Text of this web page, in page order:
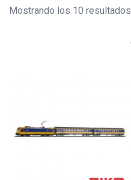
Mostrando los 10 resultados